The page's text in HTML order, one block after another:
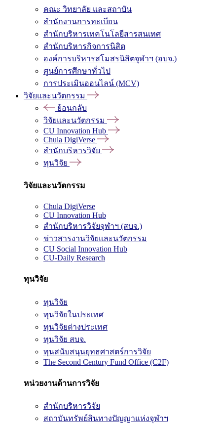
คณะ วิทยาลัย และสถาบัน
สำนักงานการทะเบียน
สำนักบริหารเทคโนโลยีสารสนเทศ
สำนักบริหารกิจการนิสิต
องค์การบริหารสโมสรนิสิตจุฬาฯ (อบจ.)
ศูนย์การศึกษาทั่วไป
การประเมินออนไลน์ (MCV)
วิจัยและนวัตกรรม
ย้อนกลับ
วิจัยและนวัตกรรม
CU Innovation Hub
Chula DigiVerse
สำนักบริหารวิจัย
ทุนวิจัย
วิจัยและนวัตกรรม
Chula DigiVerse
CU Innovation Hub
สำนักบริหารวิจัยจุฬาฯ (สบจ.)
ข่าวสารงานวิจัยและนวัตกรรม
CU Social Innovation Hub
CU-Daily Research
ทุนวิจัย
ทุนวิจัย
ทุนวิจัยในประเทศ
ทุนวิจัยต่างประเทศ
ทุนวิจัย สบจ.
ทุนสนับสนุนยุทธศาสตร์การวิจัย
The Second Century Fund Office (C2F)
หน่วยงานด้านการวิจัย
สำนักบริหารวิจัย
สถาบันทรัพย์สินทางปัญญาแห่งจุฬาฯ